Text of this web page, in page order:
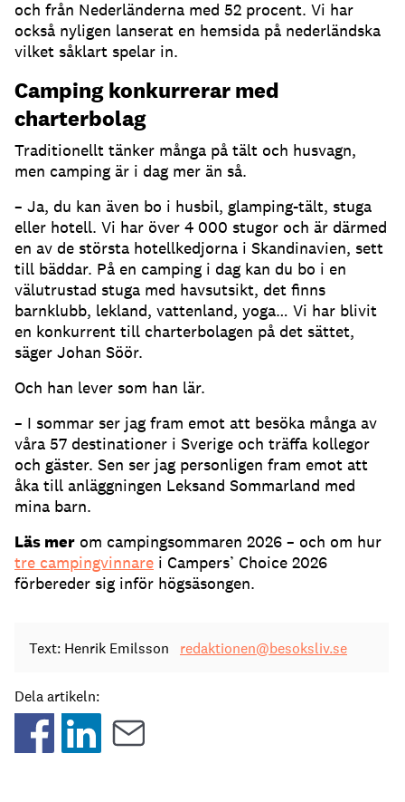
och från Nederländerna med 52 procent. Vi har
också nyligen lanserat en hemsida på nederländska
vilket såklart spelar in.
Camping konkurrerar med
charterbolag
Traditionellt tänker många på tält och husvagn,
men camping är i dag mer än så.
– Ja, du kan även bo i husbil, glamping-tält, stuga
eller hotell. Vi har över 4 000 stugor och är därmed
en av de största hotellkedjorna i Skandinavien, sett
till bäddar. På en camping i dag kan du bo i en
välutrustad stuga med havsutsikt, det finns
barnklubb, lekland, vattenland, yoga… Vi har blivit
en konkurrent till charterbolagen på det sättet,
säger Johan Söör.
Och han lever som han lär.
– I sommar ser jag fram emot att besöka många av
våra 57 destinationer i Sverige och träffa kollegor
och gäster. Sen ser jag personligen fram emot att
åka till anläggningen Leksand Sommarland med
mina barn.
Läs mer om campingsommaren 2026 – och om hur
tre campingvinnare i Campers’ Choice 2026
förbereder sig inför högsäsongen.
Text: Henrik Emilsson redaktionen@besoksliv.se
Dela artikeln: